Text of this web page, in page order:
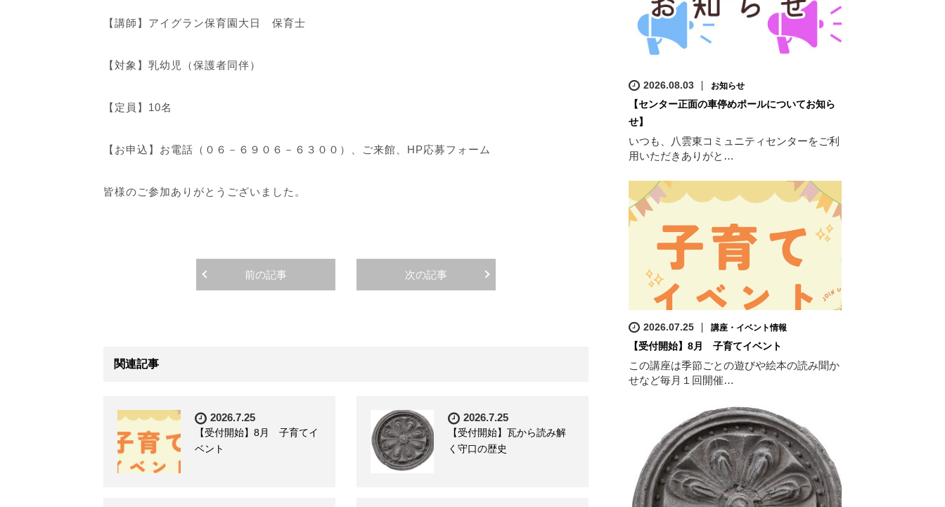
【講師】アイグラン保育園大日 保育士
【対象】乳幼児（保護者同伴）
【定員】10名
【お申込】お電話（０６－６９０６－６３００）、ご来館、HP応募フォーム
皆様のご参加ありがとうございました。
前の記事 次の記事
関連記事
2026.7.25
【受付開始】8月 子育てイ
ベント
2026.7.25
【受付開始】瓦から読み解
く守口の歴史
2026.08.03 お知らせ
【センター正面の車停めポールについてお知ら
せ】
いつも、八雲東コミュニティセンターをご利
用いただきありがと…
2026.07.25 講座・イベント情報
【受付開始】8月 子育てイベント
この講座は季節ごとの遊びや絵本の読み聞か
せなど毎月１回開催…